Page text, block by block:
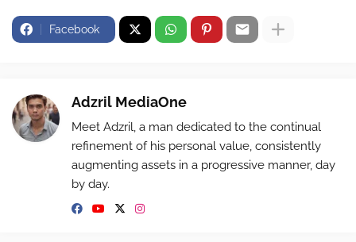
Facebook
Adzril MediaOne
Meet Adzril, a man dedicated to the continual
refinement of his personal value, consistently
augmenting assets in a progressive manner, day
by day.